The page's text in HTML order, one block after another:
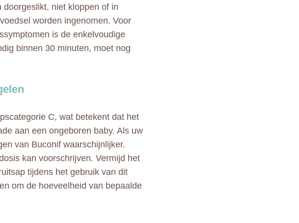
niet kloppen of in
worden ingenomen. Voor
is de enkelvoudige
binnen 30 minuten, moet nog
C, wat betekent dat het
aan een ongeboren baby. Als uw
van Buconif waarschijnlijker.
kan voorschrijven. Vermijd het
tijdens het gebruik van dit
om de hoeveelheid van bepaalde